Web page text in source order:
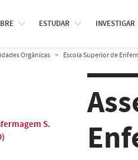
ESTUDAR INVESTIGAR
Orgânicas Escola Superior de
S.